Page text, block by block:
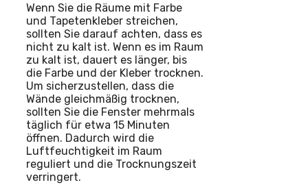
Wenn Sie die Räume mit Farbe
und Tapetenkleber streichen,
sollten Sie darauf achten, dass es
nicht zu kalt ist. Wenn es im Raum
zu kalt ist, dauert es länger, bis
die Farbe und der Kleber trocknen.
Um sicherzustellen, dass die
Wände gleichmäßig trocknen,
sollten Sie die Fenster mehrmals
täglich für etwa 15 Minuten
öffnen. Dadurch wird die
Luftfeuchtigkeit im Raum
reguliert und die Trocknungszeit
verringert.